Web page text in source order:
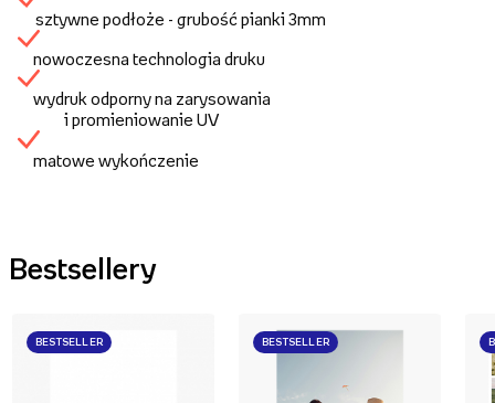
sztywne podłoże - grubość pianki 3mm
nowoczesna technologia druku
wydruk odporny na zarysowania
i promieniowanie UV
matowe wykończenie
Bestsellery
BESTSELLER BESTSELLER